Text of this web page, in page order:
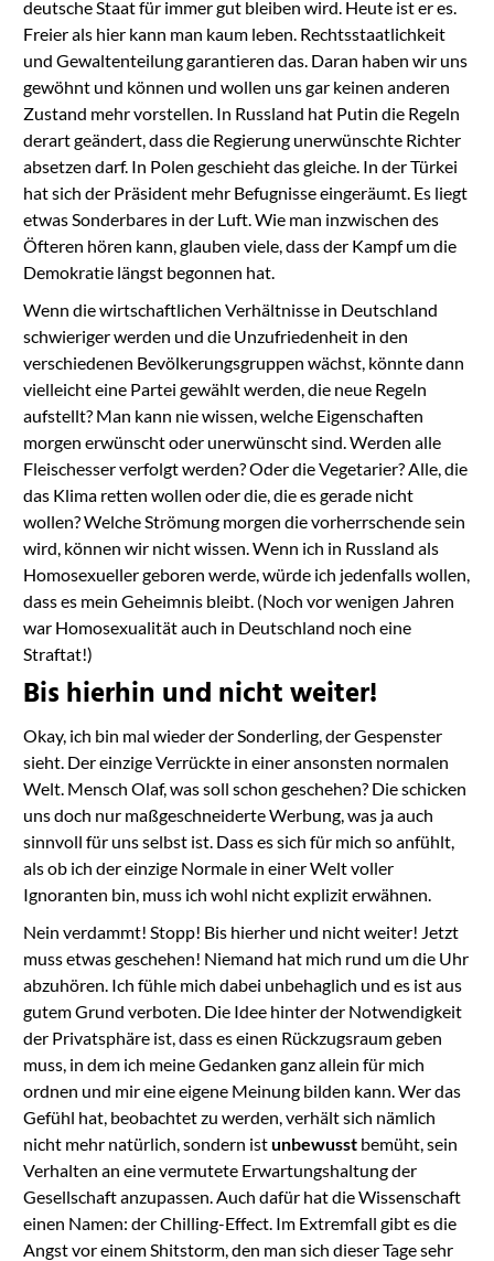
deutsche Staat für immer gut bleiben wird. Heute ist er es.
Freier als hier kann man kaum leben. Rechtsstaatlichkeit
und Gewaltenteilung garantieren das. Daran haben wir uns
gewöhnt und können und wollen uns gar keinen anderen
Zustand mehr vorstellen. In Russland hat Putin die Regeln
derart geändert, dass die Regierung unerwünschte Richter
absetzen darf. In Polen geschieht das gleiche. In der Türkei
hat sich der Präsident mehr Befugnisse eingeräumt. Es liegt
etwas Sonderbares in der Luft. Wie man inzwischen des
Öfteren hören kann, glauben viele, dass der Kampf um die
Demokratie längst begonnen hat.
Wenn die wirtschaftlichen Verhältnisse in Deutschland
schwieriger werden und die Unzufriedenheit in den
verschiedenen Bevölkerungsgruppen wächst, könnte dann
vielleicht eine Partei gewählt werden, die neue Regeln
aufstellt? Man kann nie wissen, welche Eigenschaften
morgen erwünscht oder unerwünscht sind. Werden alle
Fleischesser verfolgt werden? Oder die Vegetarier? Alle, die
das Klima retten wollen oder die, die es gerade nicht
wollen? Welche Strömung morgen die vorherrschende sein
wird, können wir nicht wissen. Wenn ich in Russland als
Homosexueller geboren werde, würde ich jedenfalls wollen,
dass es mein Geheimnis bleibt. (Noch vor wenigen Jahren
war Homosexualität auch in Deutschland noch eine
Straftat!)
Bis hierhin und nicht weiter!
Okay, ich bin mal wieder der Sonderling, der Gespenster
sieht. Der einzige Verrückte in einer ansonsten normalen
Welt. Mensch Olaf, was soll schon geschehen? Die schicken
uns doch nur maßgeschneiderte Werbung, was ja auch
sinnvoll für uns selbst ist. Dass es sich für mich so anfühlt,
als ob ich der einzige Normale in einer Welt voller
Ignoranten bin, muss ich wohl nicht explizit erwähnen.
Nein verdammt! Stopp! Bis hierher und nicht weiter! Jetzt
muss etwas geschehen! Niemand hat mich rund um die Uhr
abzuhören. Ich fühle mich dabei unbehaglich und es ist aus
gutem Grund verboten. Die Idee hinter der Notwendigkeit
der Privatsphäre ist, dass es einen Rückzugsraum geben
muss, in dem ich meine Gedanken ganz allein für mich
ordnen und mir eine eigene Meinung bilden kann. Wer das
Gefühl hat, beobachtet zu werden, verhält sich nämlich
nicht mehr natürlich, sondern istunbewusstbemüht, sein
Verhalten an eine vermutete Erwartungshaltung der
Gesellschaft anzupassen. Auch dafür hat die Wissenschaft
einen Namen: der Chilling-Effect. Im Extremfall gibt es die
Angst vor einem Shitstorm, den man sich dieser Tage sehr